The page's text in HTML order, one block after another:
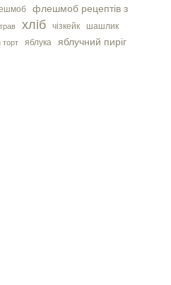
флешмоб рецептів з
хліб чізкейк
шашлик
торт яблука яблучний пиріг